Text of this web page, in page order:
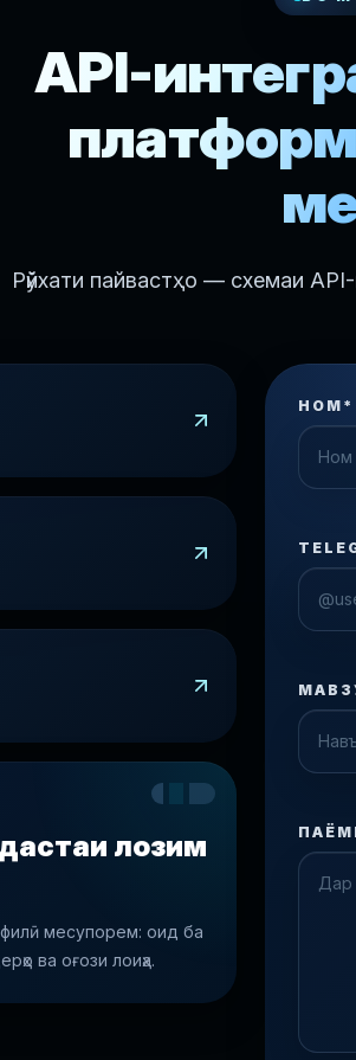
API-
Рӯйхати пайвастҳо — схемаи
лозим
месупорем: оид ба
ва оғози лоиҳа.
НОМ*